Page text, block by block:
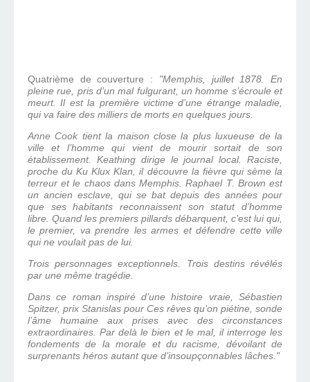
Quatrième de couverture : "Memphis, juillet 1878. En
pleine rue, pris d’un mal fulgurant, un homme s’écroule et
meurt. Il est la première victime d’une étrange maladie,
qui va faire des milliers de morts en quelques jours.
Anne Cook tient la maison close la plus luxueuse de la
ville et l’homme qui vient de mourir sortait de son
établissement. Keathing dirige le journal local. Raciste,
proche du Ku Klux Klan, il découvre la fièvre qui sème la
terreur et le chaos dans Memphis. Raphael T. Brown est
un ancien esclave, qui se bat depuis des années pour
que ses habitants reconnaissent son statut d’homme
libre. Quand les premiers pillards débarquent, c’est lui qui,
le premier, va prendre les armes et défendre cette ville
qui ne voulait pas de lui.
Trois personnages exceptionnels. Trois destins révélés
par une même tragédie.
Dans ce roman inspiré d’une histoire vraie, Sébastien
Spitzer, prix Stanislas pour Ces rêves qu’on piétine, sonde
l’âme humaine aux prises avec des circonstances
extraordinaires. Par delà le bien et le mal, il interroge les
fondements de la morale et du racisme, dévoilant de
surprenants héros autant que d’insoupçonnables lâches."